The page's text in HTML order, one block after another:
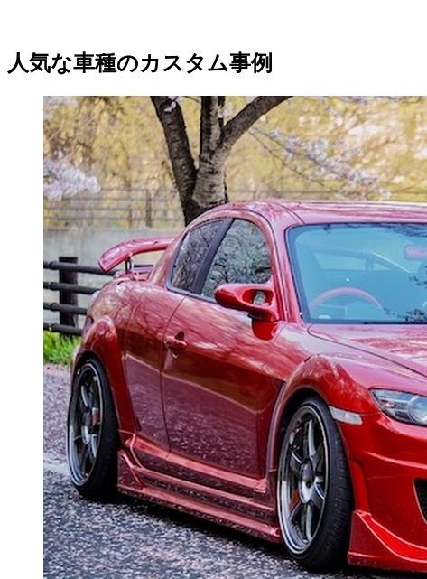
人気な車種のカスタム事例